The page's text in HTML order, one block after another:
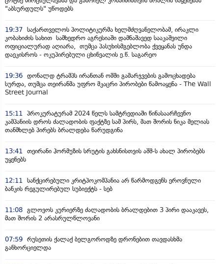
"აბსურდულს" უწოდებს
19:37 საქართველოს პოლიტიკურმა ხელმძღვანელობამ, ირაკლი
კობახიძის სახით სამხედრო აგრესიაში დამნაშავედ სააკაშვილი
ოფიციალურად აღიარა, თუმცა პასუხისმგებლობა ქვეყანას უნდა
დაეკისროს - ოკუპირებული ცხინვალის ე.წ. საგარეო
19:36 დონალდ ტრამპს ირანთან ომში გამარჯვების გამოცხადება
სურდა, თუმცა თეირანმა უფრო მკაცრი პირობები წამოაყენა - The Wall
Street Journal
15:11
პროკურატურამ 2024 წელს სამტრედიაში წინასაარჩევნო
კამპანიის დროს ძალადობის ფაქტზე სამ პირს, მათ შორის ნიკა მელიას
თანმხლებ პირებს ბრალდება წარუდგინა
13:41
თეირანი ჰორმუზის სრუტის გახსნისთვის აშშ-ს ახალ პირობებს
უყენებს
12:11
სანქცირებული კრიტპოკომპანია არ წარმოდგენს ეროვნული
ბანკის რეგულირებულ სუბიექტს - სებ
11:08 გლოვოს კურიერზე ძალადობის ბრალდებით 3 პირი დააკავეს,
მათ შორის 2 არასრულწლოვანი
07:59 რუსეთის ქალაქ ბელგოროდზე დრონებით თავდასხმა
განხორციელდა